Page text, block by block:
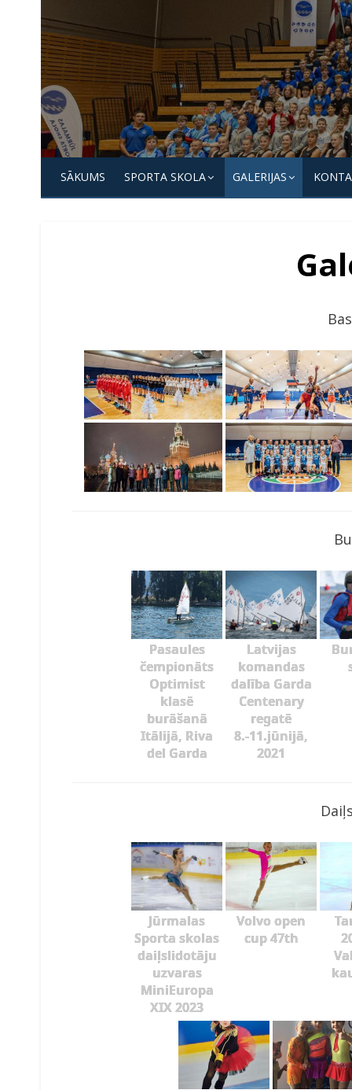
to
content
Jūrmalas
Sporta
skola
SĀKUMS SPORTA SKOLA GALERIJAS
Pasaules
čempionāts
Optimist
klasē
burāšanā
Itālijā, Riva
del Garda
Latvijas
komandas
dalība Garda
Centenary
regatē
8.-11.jūnijā,
2021
Jūrmalas
Sporta skolas
daiļslidotāju
uzvaras
MiniEuropa
XIX 2023
Volvo open
cup 47th